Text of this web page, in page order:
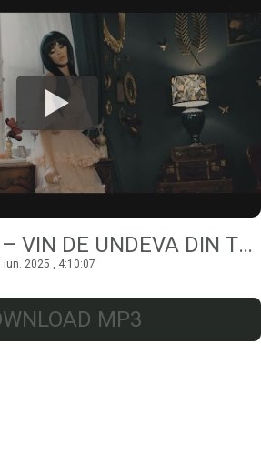
BIANCA SÎRBU – VIN DE UNDEVA DIN TRECUT
2025 , 4:10:07
MP3